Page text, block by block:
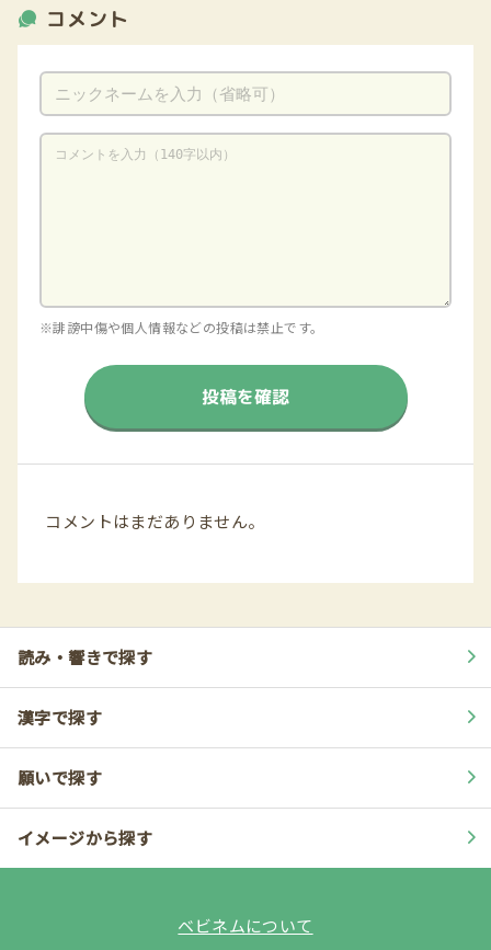
コメント
※誹謗中傷や個人情報などの投稿は禁止です。
投稿を確認
コメントはまだありません。
読み・響きで探す
漢字で探す
願いで探す
イメージから探す
ベビネムについて